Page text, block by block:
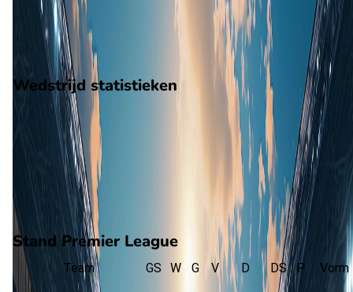
verloren
Wedstrijd statistieken
Verloop
Statistieken
Eindscore (1 - 0)
V. Tonkevich
Tweede helft
Stand Premier League
Team GS W G V D DS P Vorm